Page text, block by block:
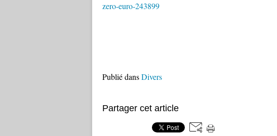
zero-euro-243899
Publié dansDivers
Partager cet article